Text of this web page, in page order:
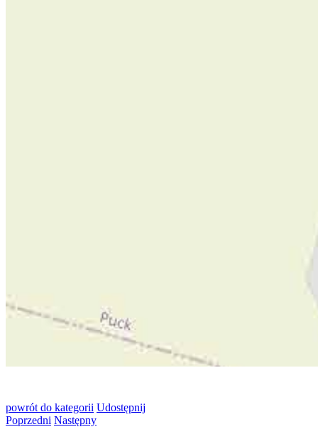
powrót do kategorii Udostępnij
Poprzedni Następny